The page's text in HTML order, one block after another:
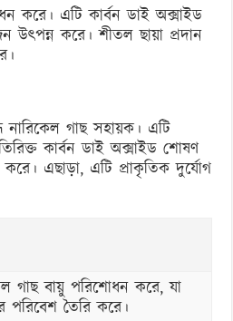
করে। এটি কার্বন ডাই অক্সাইড
উৎপন্ন করে। শীতল ছায়া প্রদান
নারিকেল গাছ সহায়ক। এটি
কার্বন ডাই অক্সাইড শোষণ
করে। এছাড়া, এটি প্রাকৃতিক দুর্যোগ
গাছ বায়ু পরিশোধন করে, যা
পরিবেশ তৈরি করে।